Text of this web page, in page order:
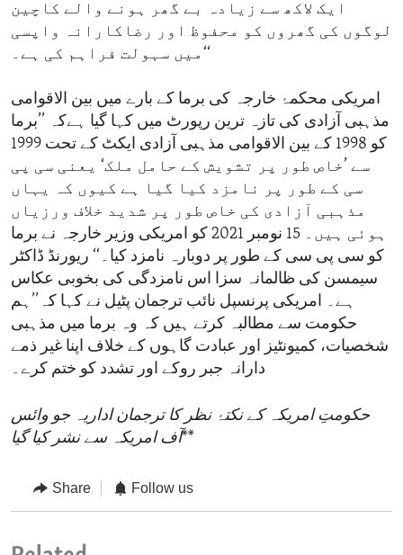
ایک لاکھ سے زیادہ بے گھر ہونے والے کاچین
لوگوں کی گھروں کو محفوظ اور رضاکارانہ واپسی
میں سہولت فراہم کی ہے۔‘‘
امریکی محکمۂ خارجہ کی برما کے بارے میں بین الاقوامی
مذہبی آزادی کی تازہ ترین رپورٹ میں کہا گیا ہےکہ ’’برما
کو 1998 کے بین الاقوامی مذہبی آزادی ایکٹ کے تحت 1999
سے ’خاص طور پر تشویش کے حامل ملک‘ یعنی سی پی
سی کے طور پر نامزد کیا گیا ہے کیوں کہ یہاں
مذہبی آزادی کی خاص طور پر شدید خلاف ورزیاں
ہوئی ہیں۔ 15 نومبر 2021 کو امریکی وزیر خارجہ نے برما
کو سی پی سی کے طور پر دوبارہ نامزد کیا۔‘‘ ریورنڈ ڈاکٹر
سیمسن کی ظالمانہ سزا اس نامزدگی کی بخوبی عکاس
ہے۔ امریکی پرنسپل نائب ترجمان پٹیل نے کہا کہ’’ہم
حکومت سے مطالبہ کرتے ہیں کہ وہ برما میں مذہبی
شخصیات، کمیونٹیز اور عبادت گاہوں کے خلاف اپنا غیر ذمے
دارانہ جبر روکے اور تشدد کو ختم کرے۔
حکومتِ امریکہ کے نکتۂ نظر کا ترجمان اداریہ جو وائس
آف امریکہ سے نشر کیا گیا**
Share Follow us